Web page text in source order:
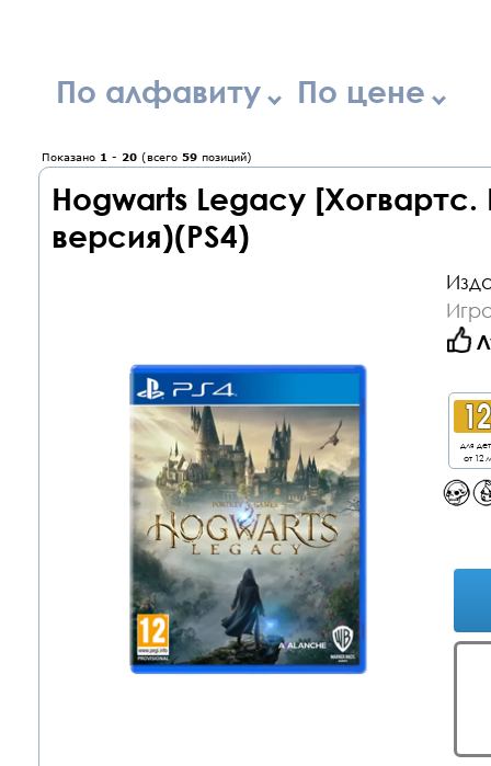
По алфавиту По цене
Показано 1 - 20 (всего 59 позиций)
Hogwarts Legacy
версия)(PS4)
для
от 12